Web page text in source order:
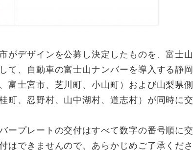
がデザインを公募し決定したものを、富士山
て、自動車の富士山ナンバーを導入する静岡
富士宮市、芝川町、小山町）および山梨県側
町、忍野村、山中湖村、道志村）が同時に交
ープレートの交付はすべて数字の番号順に交
はできませんので、あらかじめご了承くださ